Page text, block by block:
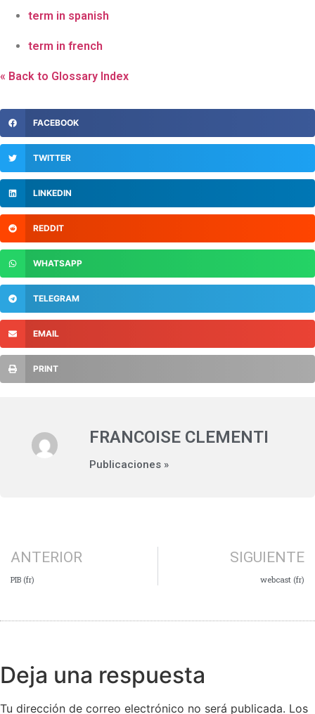
term in spanish
term in french
« Back to Glossary Index
FACEBOOK
TWITTER
LINKEDIN
REDDIT
WHATSAPP
TELEGRAM
EMAIL
PRINT
FRANCOISE CLEMENTI
Publicaciones »
ANTERIOR
PIB (fr)
SIGUIENTE
webcast (fr)
Deja una respuesta
Tu dirección de correo electrónico no será publicada. Los